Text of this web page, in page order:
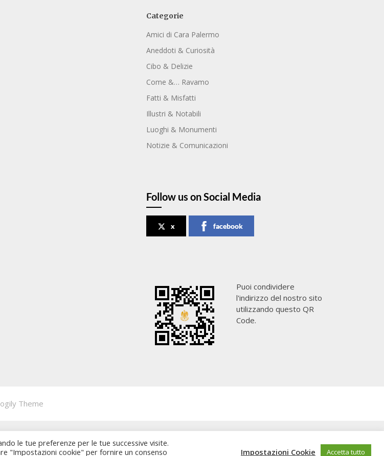
Categorie
Amici di Cara Palermo
Aneddoti & Curiosità
Cibo & Delizie
Come &… Ravamo
Fatti & Misfatti
Illustri & Notabili
Luoghi & Monumenti
Notizie & Comunicazioni
Follow us on Social Media
x facebook
Puoi condividere
l'indirizzo del nostro sito
utilizzando questo QR
Code.
Theme
le tue preferenze per le tue successive visite.
"Impostazioni cookie" per fornire un consenso
Impostazioni Cookie Accetta tutto